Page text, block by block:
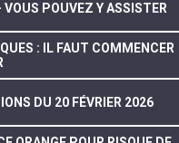
POUVEZ Y ASSISTER
: IL FAUT COMMENCER
DU 20 FÉVRIER 2026